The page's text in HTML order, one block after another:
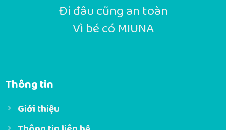
Đi đâu cũng an toàn
Vì bé có MIUNA
Thông tin
Giới thiệu